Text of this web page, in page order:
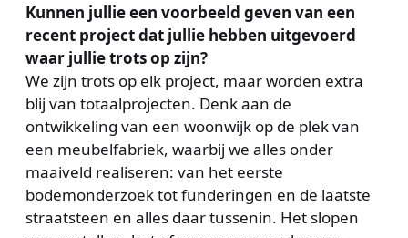
Kunnen jullie een voorbeeld geven van een
recent project dat jullie hebben uitgevoerd
waar jullie trots op zijn?
We zijn trots op elk project, maar worden extra
blij van totaalprojecten. Denk aan de
ontwikkeling van een woonwijk op de plek van
een meubelfabriek, waarbij we alles onder
maaiveld realiseren: van het eerste
bodemonderzoek tot funderingen en de laatste
straatsteen en alles daar tussenin. Het slopen